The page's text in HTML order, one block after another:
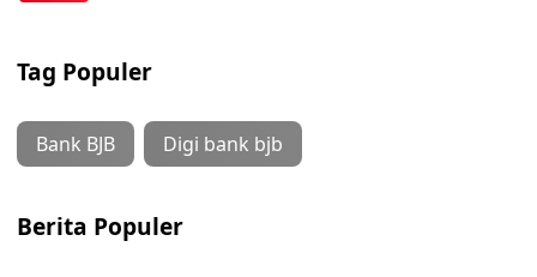
Tag Populer
Bank BJB Digi bank bjb
Berita Populer